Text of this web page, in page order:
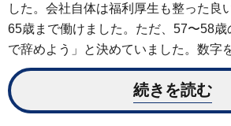
した。会社自体は福利厚生も整った良
65歳まで働けました。ただ、57〜58
で辞めよう」と決めていました。数字
続きを読む